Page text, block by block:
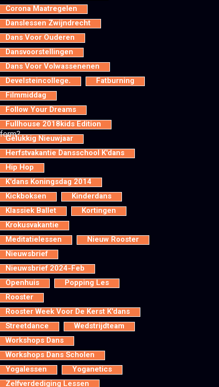
Corona Maatregelen
Danslessen Zwijndrecht
Dans Voor Ouderen
Dansvoorstellingen
Dans Voor Volwassenenen
Develsteincollege.
Fatburning
Filmmiddag
Follow Your Dreams
Fullhouse 2018kids Edition
Gelukkig Nieuwjaar
Herfstvakantie Dansschool K'dans
Hip Hop
K'dans Koningsdag 2014
Kickboksen
Kinderdans
Klassiek Ballet
Kortingen
Krokusvakantie
Meditatielessen
Nieuw Rooster
Nieuwsbrief
Nieuwsbrief 2024-Feb
Openhuis
Popping Les
Rooster
Rooster Week Voor De Kerst K'dans
Streetdance
Wedstrijdteam
Workshops Dans
Workshops Dans Scholen
Yogalessen
Yoganetics
Zelfverdediging Lessen